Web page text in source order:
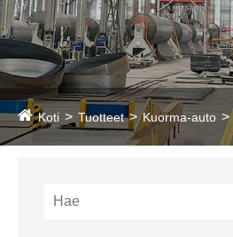
Koti Tuotteet Kuorma-auto